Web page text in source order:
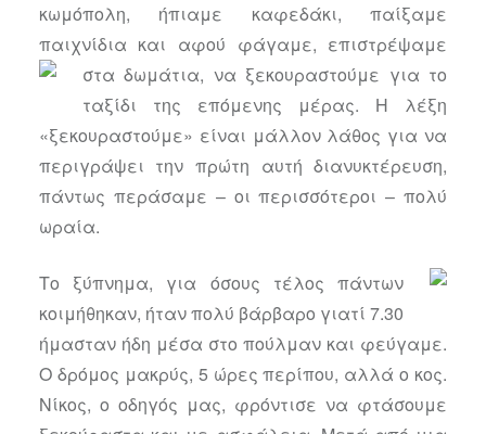
κωμόπολη, ήπιαμε καφεδάκι, παίξαμε
παιχνίδια και αφού φάγαμε, επιστρέψαμε
στα δωμάτια, να ξεκουραστούμε για το
ταξίδι της επόμενης μέρας. Η λέξη
«ξεκουραστούμε» είναι μάλλον λάθος για να
περιγράψει την πρώτη αυτή διανυκτέρευση,
πάντως περάσαμε – οι περισσότεροι – πολύ
ωραία.
Το ξύπνημα, για όσους τέλος πάντων
κοιμήθηκαν, ήταν πολύ βάρβαρο γιατί 7.30
ήμασταν ήδη μέσα στο πούλμαν και φεύγαμε.
Ο δρόμος μακρύς, 5 ώρες περίπου, αλλά ο κος.
Νίκος, ο οδηγός μας, φρόντισε να φτάσουμε